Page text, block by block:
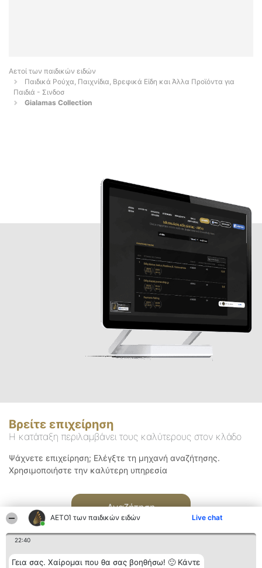
ΑΕΤΟΊ των παιδικών ειδών Live chat
22:40
Γεια σας. Χαίρομαι που θα σας βοηθήσω! 🙂 Κάντε
Αετοί των παιδικών ειδών
Παιδικά Ρούχα, Παιχνίδια, Βρεφικά Είδη και Άλλα Προϊόντα για
Παιδιά - Σινδοσ
Gialamas Collection
Βρείτε επιχείρηση
Η κατάταξη περιλαμβάνει τους καλύτερους στον κλάδο
Ψάχνετε επιχείρηση; Ελέγξτε τη μηχανή αναζήτησης.
Χρησιμοποιήστε την καλύτερη υπηρεσία
Αναζήτηση